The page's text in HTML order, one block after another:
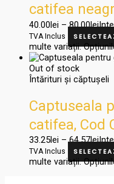
catifea
40.00lei – 80.00lei
TVA Inclus
multe variații.
Out of stock
Întărituri și căptușeli
Captuseala
catifea, Cod
33.25lei – 64.57lei
TVA Inclus
multe variații.